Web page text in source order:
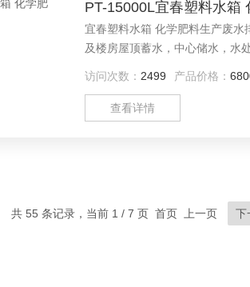
PT-15000L宜春塑料水箱
宜春塑料水箱 化学肥料生产废
及楼房屋顶蓄水，中心储水，水
访问次数： 2499 产品价格：
查看详情
共 55 条记录，当前 1 / 7 页 首页 上一页 下